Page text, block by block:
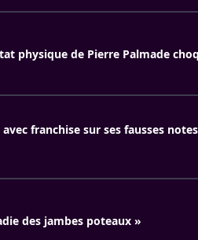
physique de Pierre Palmade
franchise sur ses fausses
des jambes poteaux »